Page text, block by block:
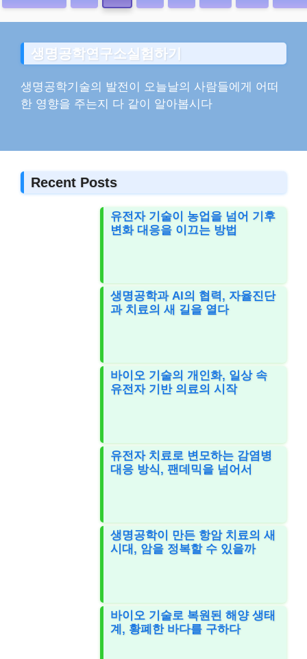
생명공학연구소실험하기
생명공학기술의 발전이 오늘날의 사람들에게 어떠
한 영향을 주는지 다 같이 알아봅시다
Recent Posts
유전자 기술이 농업을 넘어 기후
변화 대응을 이끄는 방법
생명공학과 AI의 협력, 자율진단
과 치료의 새 길을 열다
바이오 기술의 개인화, 일상 속
유전자 기반 의료의 시작
유전자 치료로 변모하는 감염병
대응 방식, 팬데믹을 넘어서
생명공학이 만든 항암 치료의 새
시대, 암을 정복할 수 있을까
바이오 기술로 복원된 해양 생태
계, 황폐한 바다를 구하다